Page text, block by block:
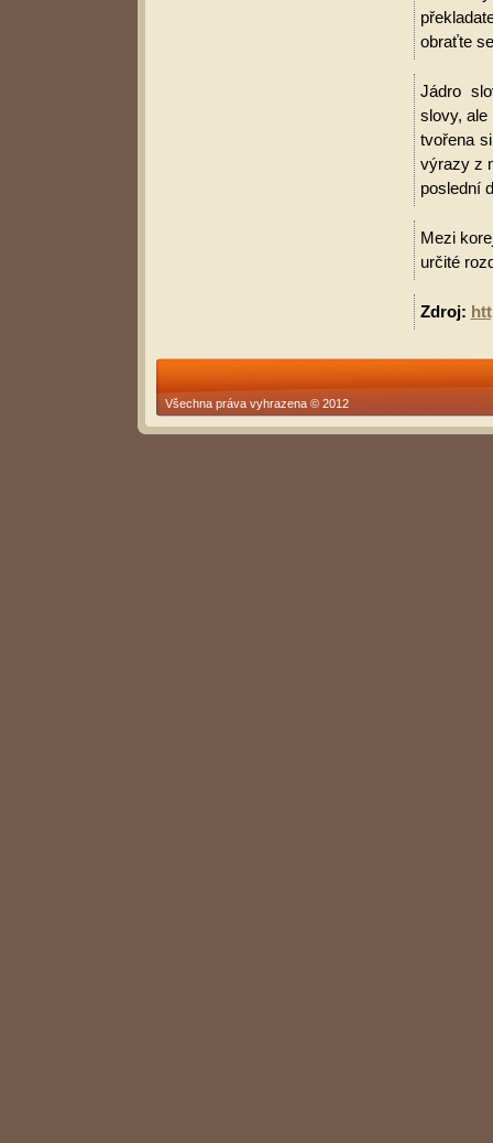
obraťte
Jádro
slovy, ale
tvořena
výrazy z
poslední
Mezi
určité
Zdroj:
Všechna práva vyhrazena © 2012